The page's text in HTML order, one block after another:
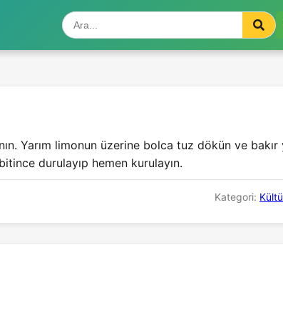
Yarım limonun üzerine bolca tuz dökün ve
durulayıp hemen kurulayın.
Kategori: